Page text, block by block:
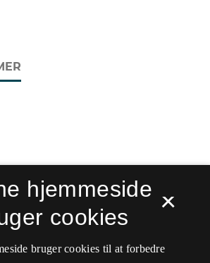
for sprog- og
(Trykt)
×
hjemmeside
cookies
bruger cookies til at forbedre